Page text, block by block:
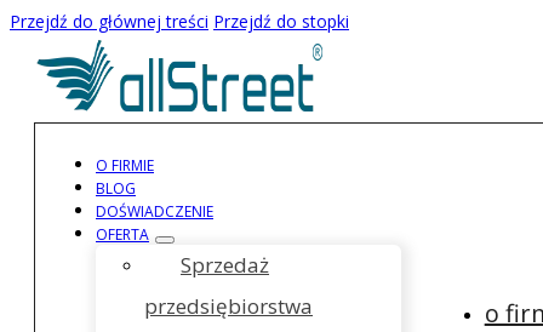
Przejdź do głównej treści Przejdź do stopki
O FIRMIE
BLOG
DOŚWIADCZENIE
OFERTA
Sprzedaż
przedsiębiorstwa
o